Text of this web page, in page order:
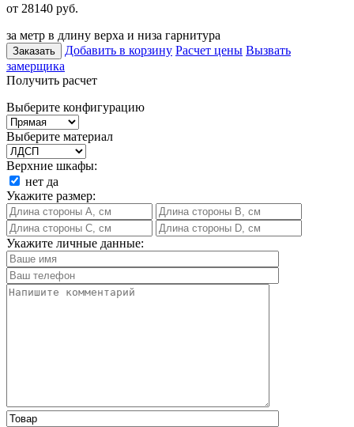
от 28140 руб.
за метр в длину верха и низа гарнитура
Заказать Добавить в корзину Расчет цены Вызвать
замерщика
Получить расчет
Выберите конфигурацию
Выберите материал
Верхние шкафы:
нет да
Укажите размер:
Укажите личные данные: